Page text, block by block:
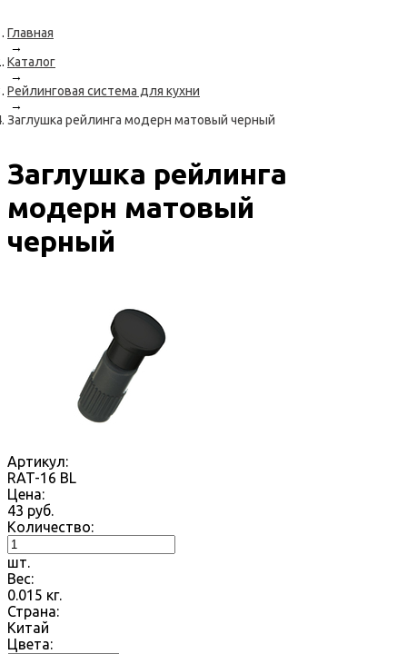
Главная
→
Каталог
→
Рейлинговая система для кухни
→
Заглушка рейлинга модерн матовый черный
Заглушка рейлинга
модерн матовый
черный
Артикул:
RAT-16 BL
Цена:
43 руб.
Количество:
шт.
Вес:
0.015 кг.
Страна:
Китай
Цвета: